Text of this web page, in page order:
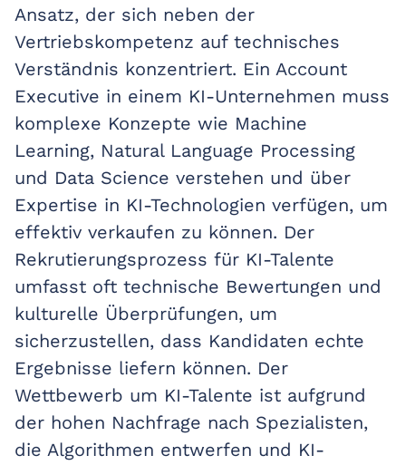
Ansatz, der sich neben der
Vertriebskompetenz auf technisches
Verständnis konzentriert. Ein Account
Executive in einem KI-Unternehmen muss
komplexe Konzepte wie Machine
Learning, Natural Language Processing
und Data Science verstehen und über
Expertise in KI-Technologien verfügen, um
effektiv verkaufen zu können. Der
Rekrutierungsprozess für KI-Talente
umfasst oft technische Bewertungen und
kulturelle Überprüfungen, um
sicherzustellen, dass Kandidaten echte
Ergebnisse liefern können. Der
Wettbewerb um KI-Talente ist aufgrund
der hohen Nachfrage nach Spezialisten,
die Algorithmen entwerfen und KI-